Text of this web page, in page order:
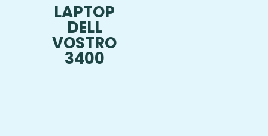
LAPTOP
DELL
VOSTRO
3400